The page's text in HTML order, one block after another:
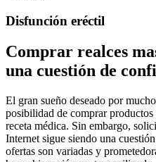
Disfunción eréctil
Comprar realces
una cuestión de
El gran sueño deseado por
posibilidad de comprar
receta médica. Sin embargo,
Internet sigue siendo una
ofertas son variadas y